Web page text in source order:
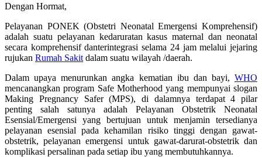
Dengan Hormat,
Pelayanan PONEK (Obstetri Neonatal Emergensi Komprehensif)
adalah suatu pelayanan kedaruratan kasus maternal dan neonatal
secara komprehensif danterintegrasi selama 24 jam melalui jejaring
rujukan Rumah Sakit dalam suatu wilayah /daerah.
Dalam upaya menurunkan angka kematian ibu dan bayi, WHO
mencanangkan program Safe Motherhood yang mempunyai slogan
Making Pregnancy Safer (MPS), di dalamnya terdapat 4 pilar
penting salah satunya adalah Pelayanan Obstetrik Neonatal
Esensial/Emergensi yang bertujuan untuk menjamin tersedianya
pelayanan esensial pada kehamilan risiko tinggi dengan gawat-
obstetrik, pelayanan emergensi untuk gawat-darurat-obstetrik dan
komplikasi persalinan pada setiap ibu yang membutuhkannya.